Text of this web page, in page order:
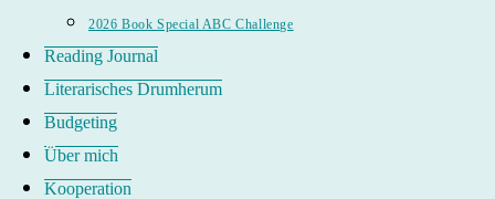
2026 Book Special ABC Challenge
Reading Journal
Literarisches Drumherum
Budgeting
Über mich
Kooperation